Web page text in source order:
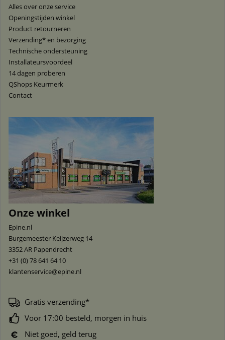
Alles over onze service
Openingstijden winkel
Product retourneren
Verzending* en bezorging
Technische ondersteuning
Installateursvoordeel
14 dagen proberen
QShops Keurmerk
Contact
Onze winkel
Epine.nl
Burgemeester Keijzerweg 14
3352 AR Papendrecht
+31 (0) 78 641 64 10
klantenservice@epine.nl
Gratis verzending*
Voor 17:00 besteld, morgen in huis
Niet goed, geld terug